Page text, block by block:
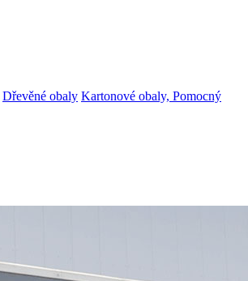
Dřevěné obaly Kartonové obaly, Pomocný